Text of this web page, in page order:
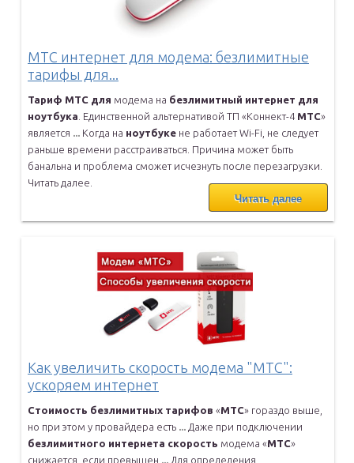
МТС интернет для модема: безлимитные
тарифы для...
Тариф МТС для модема на безлимитный интернет для
ноутбука Единственной альтернативой ТП «Коннект-4 МТС»
является ... Когда на ноутбуке не работает Wi-Fi, не следует
раньше времени расстраиваться. Причина может быть
банальна и проблема сможет исчезнуть после перезагрузки.
Читать далее.
Читать далее
Как увеличить скорость модема "МТС":
ускоряем интернет
Стоимость безлимитных тарифов «МТС» гораздо выше,
но при этом у провайдера есть
Даже при подключении
безлимитного интернета скорость модема «МТС»
снижается, если превышен
Для определения